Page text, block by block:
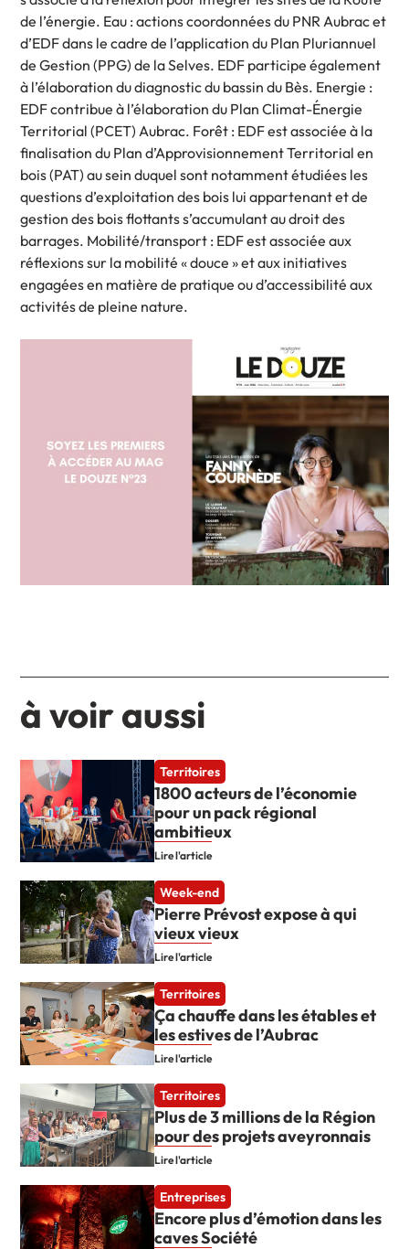
de l’énergie. Eau : actions coordonnées du PNR Aubrac et
d’EDF dans le cadre de l’application du Plan Pluriannuel
de Gestion (PPG) de la Selves. EDF participe également
à l’élaboration du diagnostic du bassin du Bès. Energie :
EDF contribue à l’élaboration du Plan Climat-Énergie
Territorial (PCET) Aubrac. Forêt : EDF est associée à la
finalisation du Plan d’Approvisionnement Territorial en
bois (PAT) au sein duquel sont notamment étudiées les
questions d’exploitation des bois lui appartenant et de
gestion des bois flottants s’accumulant au droit des
barrages. Mobilité/transport : EDF est associée aux
réflexions sur la mobilité « douce » et aux initiatives
engagées en matière de pratique ou d’accessibilité aux
activités de pleine nature.
à voir aussi
Territoires
1800 acteurs de l’économie
pour un pack régional
ambitieux
Lire l'article
Week-end
Pierre Prévost expose à qui
vieux vieux
Lire l'article
Territoires
Ça chauffe dans les étables et
les estives de l’Aubrac
Lire l'article
Territoires
Plus de 3 millions de la Région
pour des projets aveyronnais
Lire l'article
Entreprises
Encore plus d’émotion dans les
caves Société